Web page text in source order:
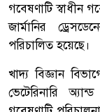
গবেষণাটি স্বাধীন
জার্মানির
পরিচালিত হয়েছে।
খাদ্য বিজ্ঞান
ভেটেরিনারি